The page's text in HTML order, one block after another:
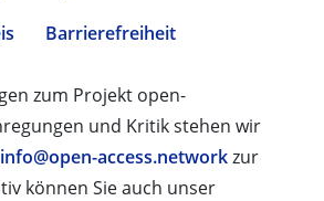
Barrierefreiheit
zum Projekt open-
und Kritik stehen wir
info@open-access.networkzur
können Sie auch unser